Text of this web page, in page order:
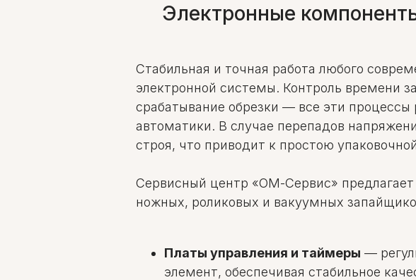
Электронные
Стабильная и точная работа любого
электронной системы. Контроль времени
срабатывание обрезки — все эти
автоматики. В случае перепадов
строя, что приводит к простою
Сервисный центр «ОМ-Сервис»
ножных, роликовых и вакуумных
Платы управления и таймеры —
элемент, обеспечивая стабильное